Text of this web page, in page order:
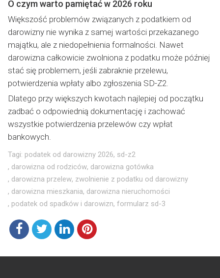
O czym warto pamiętać w 2026 roku
Większość problemów związanych z podatkiem od
darowizny nie wynika z samej wartości przekazanego
majątku, ale z niedopełnienia formalności. Nawet
darowizna całkowicie zwolniona z podatku może później
stać się problemem, jeśli zabraknie przelewu,
potwierdzenia wpłaty albo zgłoszenia SD-Z2.
Dlatego przy większych kwotach najlepiej od początku
zadbać o odpowiednią dokumentację i zachować
wszystkie potwierdzenia przelewów czy wpłat
bankowych.
Tagi: podatek od darowizny 2026, sd-z2
, darowizna od rodziców, darowizna gotówka
, darowizna przelew, zwolnienie z podatku od darowizny
, darowizna mieszkania, darowizna nieruchomości
, podatek od spadków i darowizn, formularz sd-3